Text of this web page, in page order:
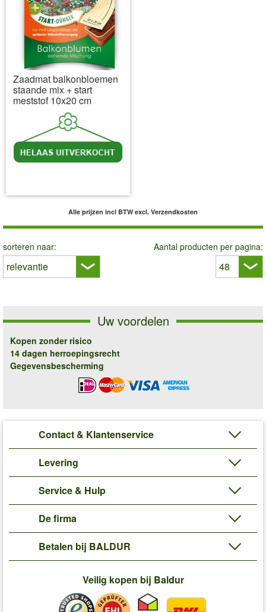
Zaadmat balkonbloemen
staande mix + start
meststof 10x20 cm
Alle prijzen incl BTW excl. Verzendkosten
sorteren naar: Aantal producten per pagina:
Uw voordelen
Kopen zonder risico
14 dagen herroepingsrecht
Gegevensbescherming
Contact & Klantenservice
Levering
Service & Hulp
De firma
Betalen bij BALDUR
Veilig kopen bij Baldur